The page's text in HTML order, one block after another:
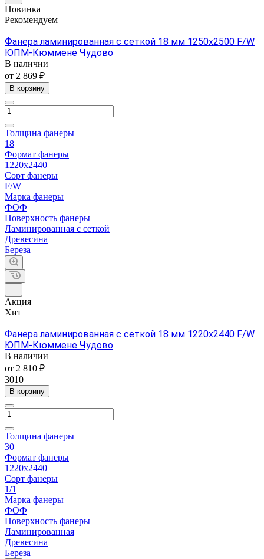
Новинка
Рекомендуем
Фанера ламинированная с сеткой 18 мм 1250х2500 F/W
ЮПМ-Кюммене Чудово
В наличии
от 2 869 ₽
В корзину
Толщина фанеры
18
Формат фанеры
1220х2440
Сорт фанеры
F/W
Марка фанеры
ФОФ
Поверхность фанеры
Ламинированная с сеткой
Древесина
Береза
Акция
Хит
Фанера ламинированная с сеткой 18 мм 1220х2440 F/W
ЮПМ-Кюммене Чудово
В наличии
от 2 810 ₽
3010
В корзину
Толщина фанеры
30
Формат фанеры
1220х2440
Сорт фанеры
1/1
Марка фанеры
ФОФ
Поверхность фанеры
Ламинированная
Древесина
Береза